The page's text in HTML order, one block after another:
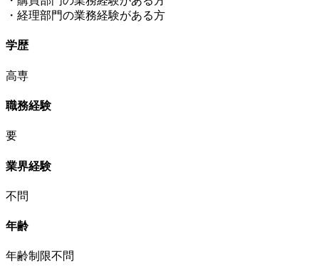
・経理部門の業務経験がある方
学歴
高専
職務経験
要
業界経験
不問
年齢
年齢制限不問